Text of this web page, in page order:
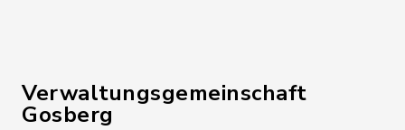
Verwaltungsgemeinschaft
Gosberg